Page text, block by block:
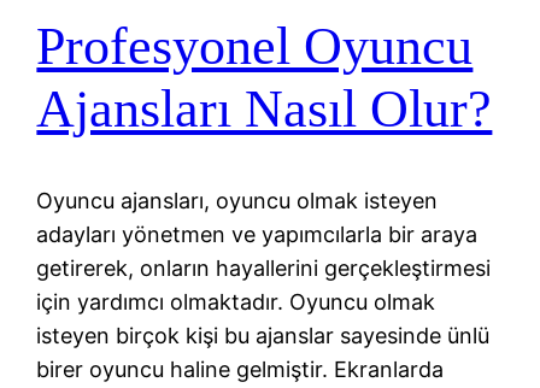
Profesyonel Oyuncu
Ajansları Nasıl Olur?
Oyuncu ajansları, oyuncu olmak isteyen
adayları yönetmen ve yapımcılarla bir araya
getirerek, onların hayallerini gerçekleştirmesi
için yardımcı olmaktadır. Oyuncu olmak
isteyen birçok kişi bu ajanslar sayesinde ünlü
birer oyuncu haline gelmiştir. Ekranlarda